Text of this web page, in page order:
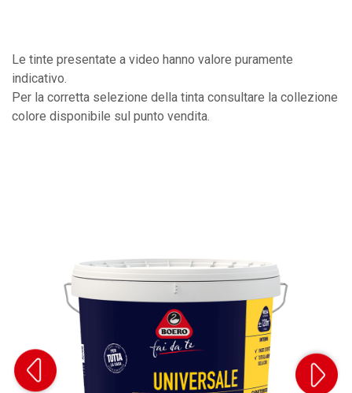
Le tinte presentate a video hanno valore puramente
indicativo.
Per la corretta selezione della tinta consultare la collezione
colore disponibile sul punto vendita.